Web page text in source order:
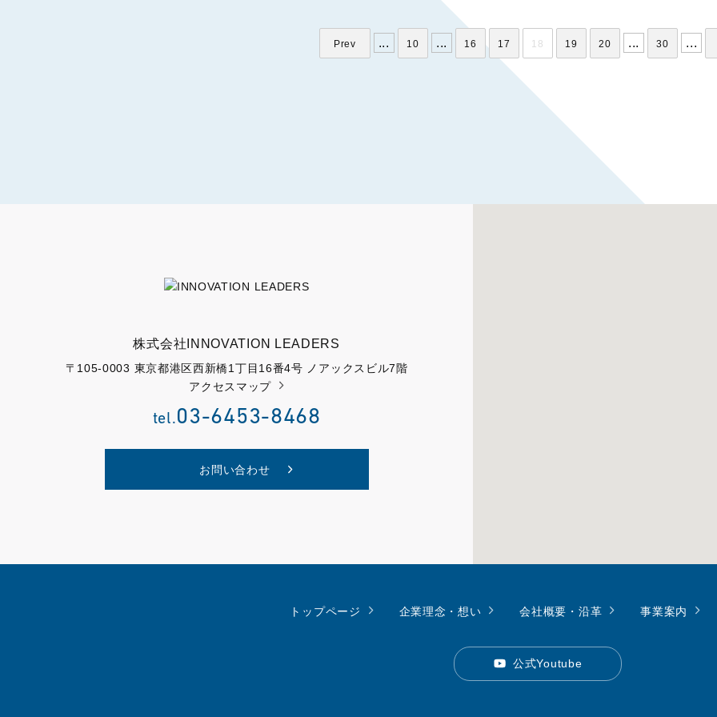
Prev ... 10 ... 16 17 18 19 20 ... 30 ...
株式会社INNOVATION LEADERS
〒105-0003 東京都港区西新橋1丁目16番4号 ノアックスビル7階
アクセスマップ
tel.03-6453-8468
お問い合わせ
トップページ 企業理念・想い 会社概要・沿革 事業案内
公式Youtube